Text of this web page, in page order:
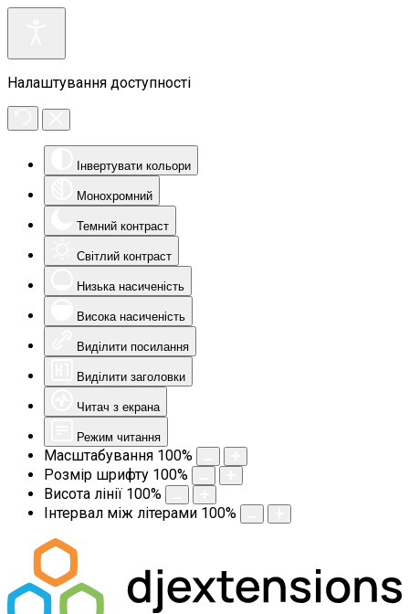
Налаштування доступності
Інвертувати кольори
Монохромний
Темний контраст
Світлий контраст
Низька насиченість
Висока насиченість
Виділити посилання
Виділити заголовки
Читач з екрана
Режим читання
Масштабування 100%
Розмір шрифту 100%
Висота лінії 100%
Інтервал між літерами 100%